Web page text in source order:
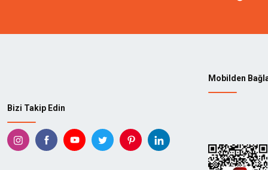
Bizi Takip Edin
Mobilden